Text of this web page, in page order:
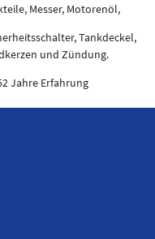
Messer, Motorenöl,
Tankdeckel,
und Zündung.
Jahre Erfahrung